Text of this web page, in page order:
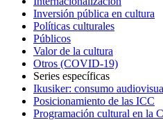
Inversión pública en cultura
Políticas culturales
Públicos
Valor de la cultura
Otros (COVID-19)
Series específicas
Ikusiker: consumo
Posicionamiento de las ICC
Programación cultural en la